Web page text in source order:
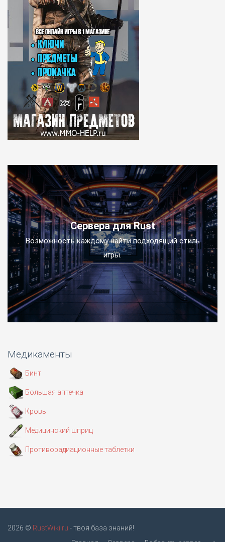
Сервера для Rust
Возможность каждому найти подходящий стиль
игры.
Медикаменты
Бинт
Большая аптечка
Кровь
Медицинский шприц
Противорадиационные таблетки
2026 © RustWiki.ru - твоя база знаний!